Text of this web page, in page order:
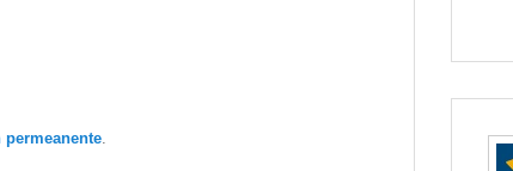
permeanente